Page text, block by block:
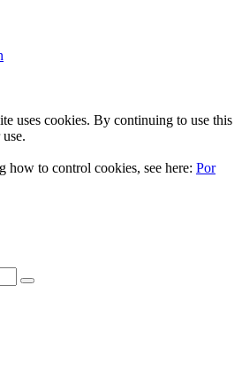
uses cookies. By continuing to use this
how to control cookies, see here: Por
Buscar